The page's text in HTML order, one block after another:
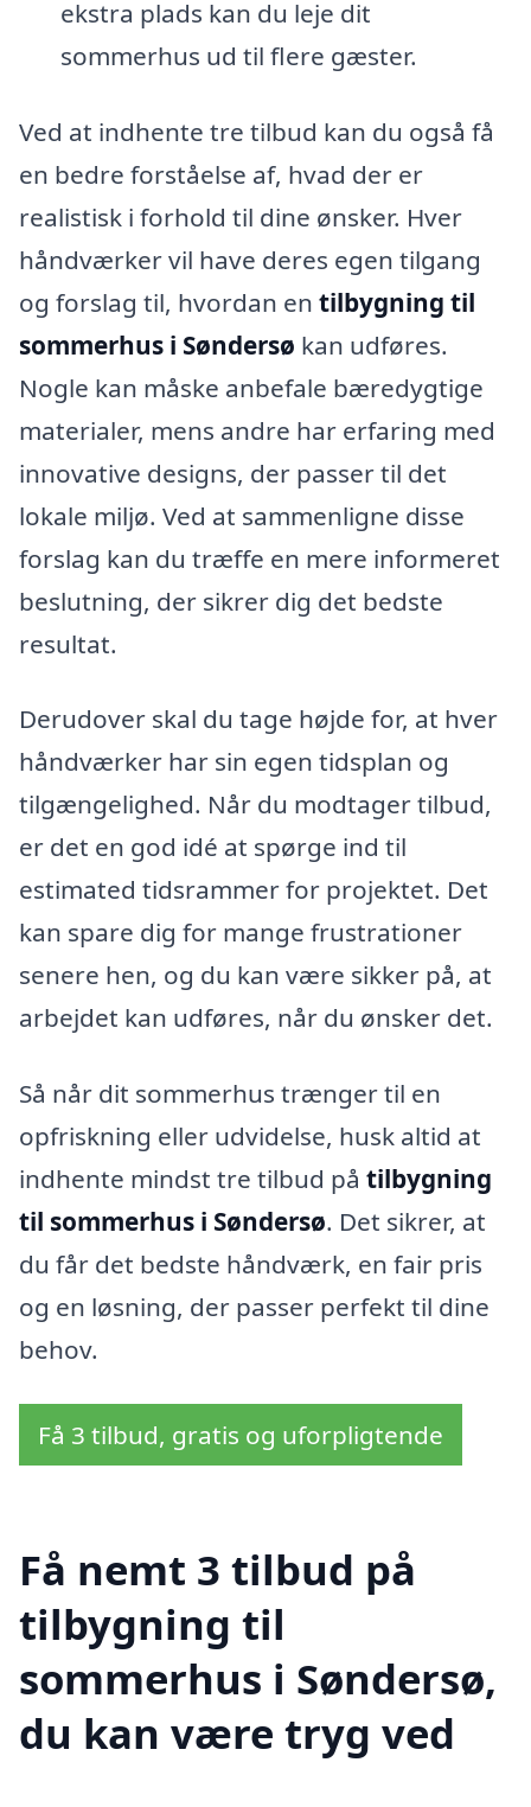
ekstra plads kan du leje dit
sommerhus ud til flere gæster.
Ved at indhente tre tilbud kan du også få
en bedre forståelse af, hvad der er
realistisk i forhold til dine ønsker. Hver
håndværker vil have deres egen tilgang
og forslag til, hvordan en tilbygning til
sommerhus i Søndersø kan udføres.
Nogle kan måske anbefale bæredygtige
materialer, mens andre har erfaring med
innovative designs, der passer til det
lokale miljø. Ved at sammenligne disse
forslag kan du træffe en mere informeret
beslutning, der sikrer dig det bedste
resultat.
Derudover skal du tage højde for, at hver
håndværker har sin egen tidsplan og
tilgængelighed. Når du modtager tilbud,
er det en god idé at spørge ind til
estimated tidsrammer for projektet. Det
kan spare dig for mange frustrationer
senere hen, og du kan være sikker på, at
arbejdet kan udføres, når du ønsker det.
Så når dit sommerhus trænger til en
opfriskning eller udvidelse, husk altid at
indhente mindst tre tilbud på tilbygning
til sommerhus i Søndersø. Det sikrer, at
du får det bedste håndværk, en fair pris
og en løsning, der passer perfekt til dine
behov.
Få 3 tilbud, gratis og uforpligtende
Få nemt 3 tilbud på
tilbygning til
sommerhus i Søndersø,
du kan være tryg ved